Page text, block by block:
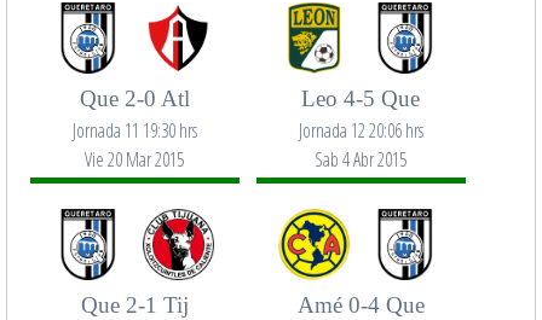
Que 2-0 Atl
Jornada 11 19:30 hrs
Vie 20 Mar 2015
Leo 4-5 Que
Jornada 12 20:06 hrs
Sab 4 Abr 2015
Que 2-1 Tij Amé 0-4 Que